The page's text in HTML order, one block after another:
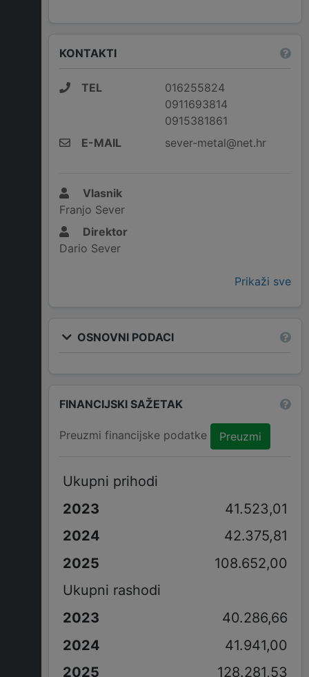
KONTAKTI
TEL
016255824
0911693814
0915381861
E-MAIL
sever-metal@net.hr
Vlasnik
Franjo Sever
Direktor
Dario Sever
Prikaži sve
OSNOVNI PODACI
FINANCIJSKI SAŽETAK
Preuzmi financijske podatke Preuzmi
Ukupni prihodi
41.523,01
42.375,81
108.652,00
Ukupni rashodi
40.286,66
41.941,00
128.281,53